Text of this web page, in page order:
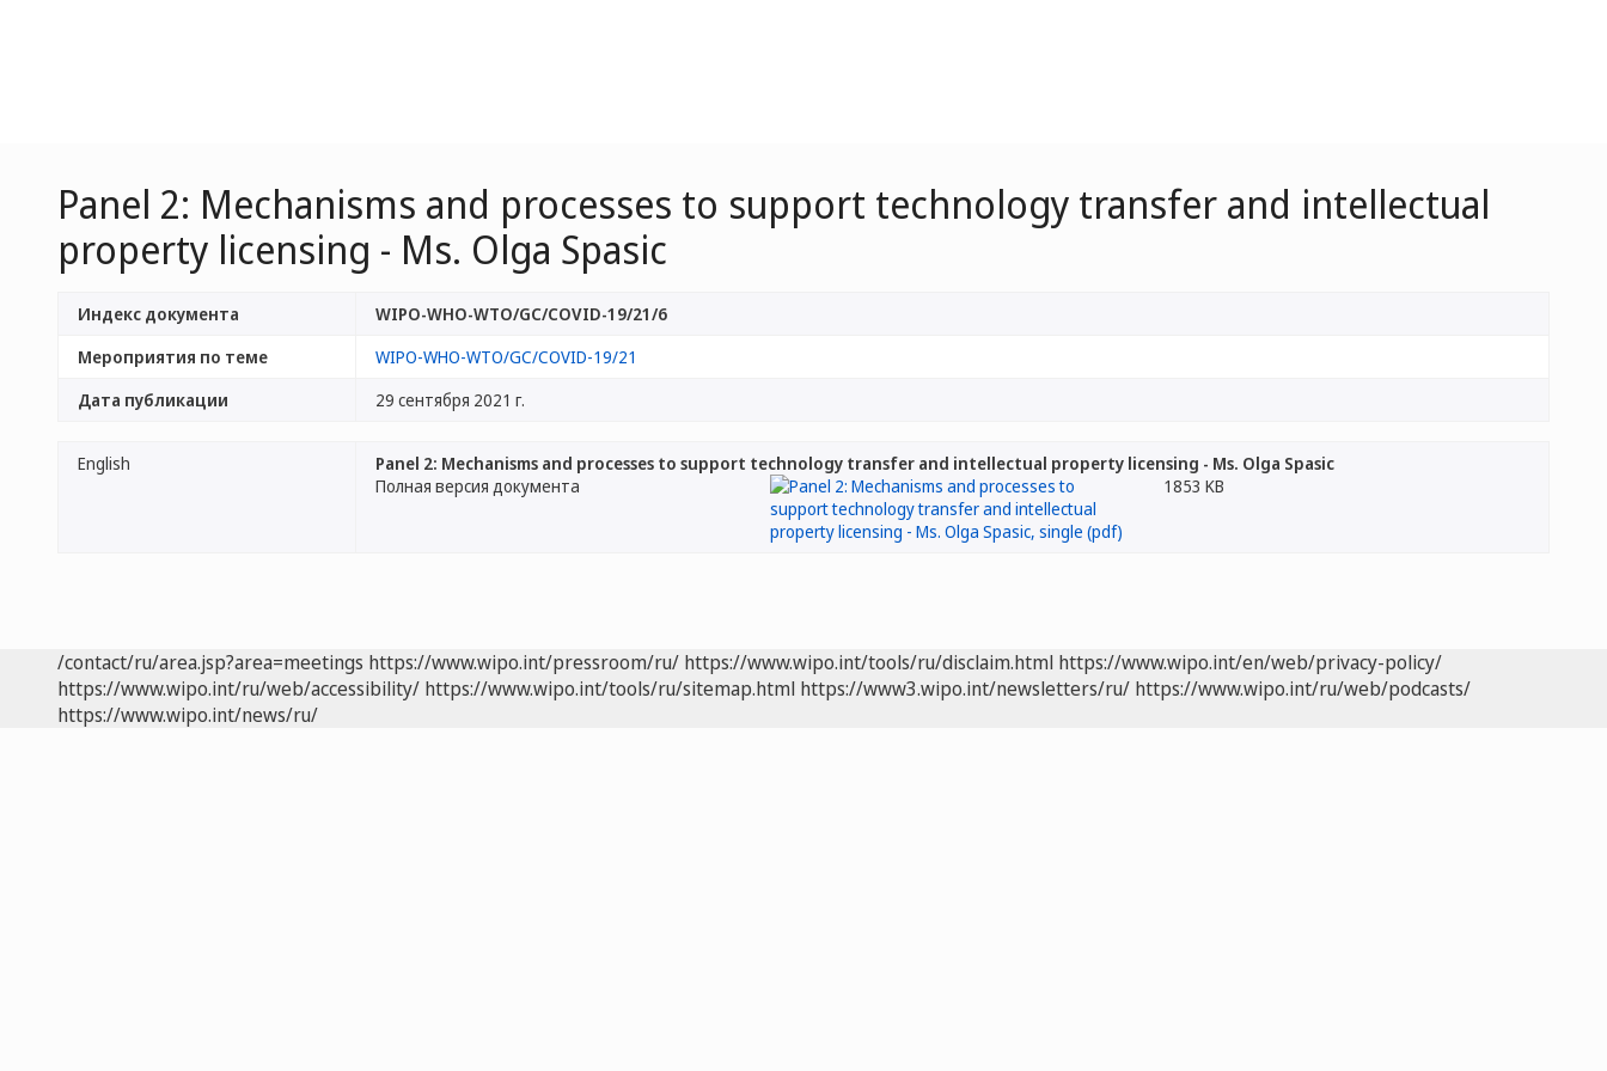
Panel 2: Mechanisms and processes to support technology transfer and intellectual
property licensing - Ms. Olga Spasic
Индекс документа
WIPO-WHO-WTO/GC/COVID-19/21/6
Мероприятия по теме
WIPO-WHO-WTO/GC/COVID-19/21
Дата публикации
29 сентября 2021 г.
English
Panel 2: Mechanisms and processes to support technology transfer and intellectual property licensing - Ms. Olga Spasic
Полная версия документа
1853 KB
/contact/ru/area.jsp?area=meetings https://www.wipo.int/pressroom/ru/ https://www.wipo.int/tools/ru/disclaim.html https://www.wipo.int/en/web/privacy-policy/
https://www.wipo.int/ru/web/accessibility/ https://www.wipo.int/tools/ru/sitemap.html https://www3.wipo.int/newsletters/ru/ https://www.wipo.int/ru/web/podcasts/
https://www.wipo.int/news/ru/